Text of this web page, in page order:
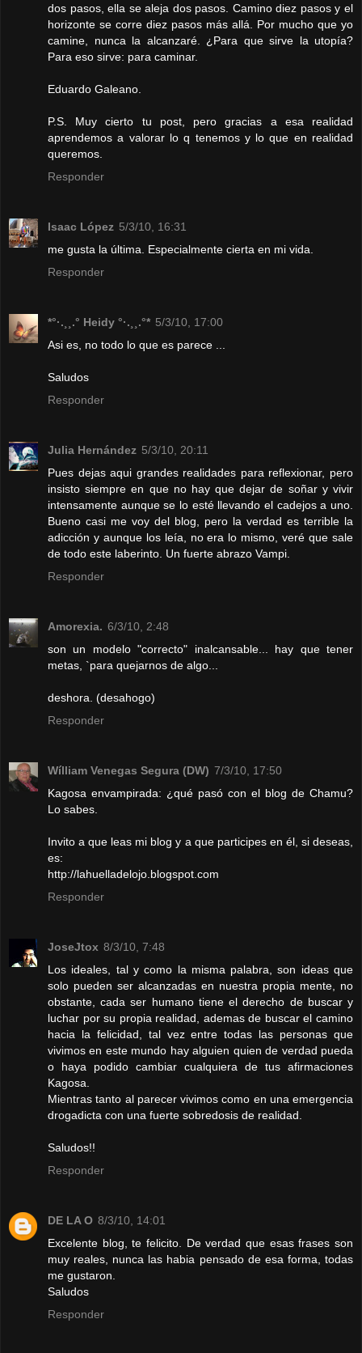
dos pasos, ella se aleja dos pasos. Camino diez pasos y el
horizonte se corre diez pasos más allá. Por mucho que yo
camine, nunca la alcanzaré. ¿Para que sirve la utopía?
Para eso sirve: para caminar.
Eduardo Galeano.
P.S. Muy cierto tu post, pero gracias a esa realidad
aprendemos a valorar lo q tenemos y lo que en realidad
queremos.
Responder
Isaac López 5/3/10, 16:31
me gusta la última. Especialmente cierta en mi vida.
Responder
*°·.¸¸.° Heidy °·.¸¸.°* 5/3/10, 17:00
Asi es, no todo lo que es parece ...
Saludos
Responder
Julia Hernández 5/3/10, 20:11
Pues dejas aqui grandes realidades para reflexionar, pero
insisto siempre en que no hay que dejar de soñar y vivir
intensamente aunque se lo esté llevando el cadejos a uno.
Bueno casi me voy del blog, pero la verdad es terrible la
adicción y aunque los leía, no era lo mismo, veré que sale
de todo este laberinto. Un fuerte abrazo Vampi.
Responder
Amorexia. 6/3/10, 2:48
son un modelo "correcto" inalcansable... hay que tener
metas, `para quejarnos de algo...
deshora. (desahogo)
Responder
Wílliam Venegas Segura (DW) 7/3/10, 17:50
Kagosa envampirada: ¿qué pasó con el blog de Chamu?
Lo sabes.
Invito a que leas mi blog y a que participes en él, si deseas,
es:
http://lahuelladelojo.blogspot.com
Responder
JoseJtox 8/3/10, 7:48
Los ideales, tal y como la misma palabra, son ideas que
solo pueden ser alcanzadas en nuestra propia mente, no
obstante, cada ser humano tiene el derecho de buscar y
luchar por su propia realidad, ademas de buscar el camino
hacia la felicidad, tal vez entre todas las personas que
vivimos en este mundo hay alguien quien de verdad pueda
o haya podido cambiar cualquiera de tus afirmaciones
Kagosa.
Mientras tanto al parecer vivimos como en una emergencia
drogadicta con una fuerte sobredosis de realidad.
Saludos!!
Responder
DE LA O 8/3/10, 14:01
Excelente blog, te felicito. De verdad que esas frases son
muy reales, nunca las habia pensado de esa forma, todas
me gustaron.
Saludos
Responder